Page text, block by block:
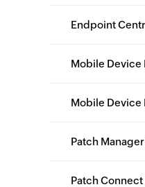
Endpoint
Mobile Device
Mobile Device
Patch
Patch Connect